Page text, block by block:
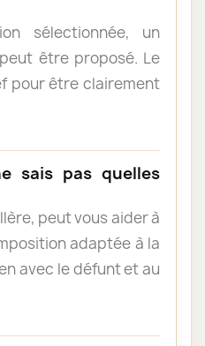
sélectionnée, un
être proposé. Le
pour être clairement
sais pas quelles
peut vous aider à
adaptée à la
avec le défunt et au